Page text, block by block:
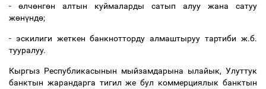
- өлчөнгөн алтын куймаларды сатып алуу жана сатуу
жөнүндө;
- эскилиги жеткен банкнотторду алмаштыруу тартиби ж.б.
тууралуу.
Кыргыз Республикасынын мыйзамдарына ылайык, Улуттук
банктын жарандарга тигил же бул коммерциялык банктын